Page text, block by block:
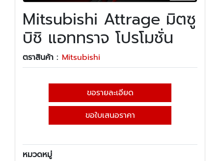
Mitsubishi Attrage มิตซู
บิชิ แอททราจ โปรโมชั่น
ตราสินค้า : Mitsubishi
ขอรายละเอียด
ขอใบเสนอราคา
หมวดหมู่